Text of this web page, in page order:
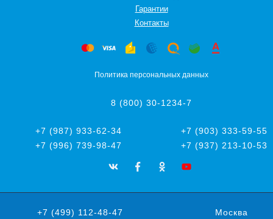
Гарантии
Контакты
Политика персональных данных
8 (800) 30-1234-7
+7 (987) 933-62-34
+7 (903) 333-59-55
+7 (996) 739-98-47
+7 (937) 213-10-53
+7 (499) 112-48-47 Москва